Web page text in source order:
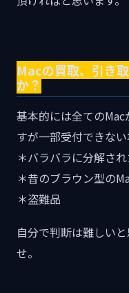
Macの買取、引き
か？
基本的には全ての
すが一部受付できない
＊バラバラに分解さ
＊昔のブラウン型の
＊盗難品
自分で判断は難しい
せ。